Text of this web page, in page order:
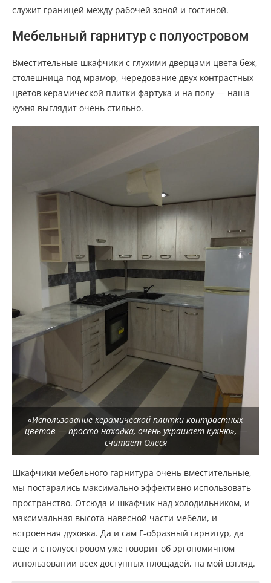
служит границей между рабочей зоной и гостиной.
Мебельный гарнитур с полуостровом
Вместительные шкафчики с глухими дверцами цвета беж,
столешница под мрамор, чередование двух контрастных
цветов керамической плитки фартука и на полу — наша
кухня выглядит очень стильно.
«Использование керамической плитки контрастных
цветов — просто находка, очень украшает кухню», —
считает Олеся
Шкафчики мебельного гарнитура очень вместительные,
мы постарались максимально эффективно использовать
пространство. Отсюда и шкафчик над холодильником, и
максимальная высота навесной части мебели, и
встроенная духовка. Да и сам Г-образный гарнитур, да
еще и с полуостровом уже говорит об эргономичном
использовании всех доступных площадей, на мой взгляд.